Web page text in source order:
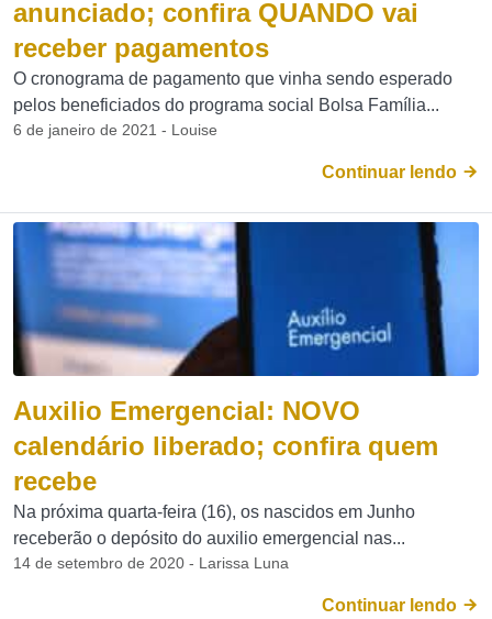
anunciado; confira QUANDO vai
receber pagamentos
O cronograma de pagamento que vinha sendo esperado
pelos beneficiados do programa social Bolsa Família...
6 de janeiro de 2021 - Louise
Continuar lendo
Auxilio Emergencial: NOVO
calendário liberado; confira quem
recebe
Na próxima quarta-feira (16), os nascidos em Junho
receberão o depósito do auxilio emergencial nas...
14 de setembro de 2020 - Larissa Luna
Continuar lendo